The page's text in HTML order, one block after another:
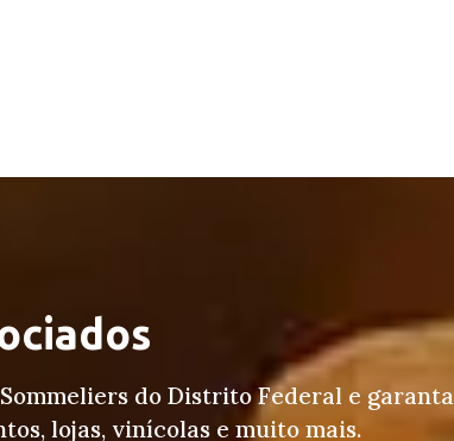
do Distrito Federal e garanta
lojas, vinícolas e muito mais.